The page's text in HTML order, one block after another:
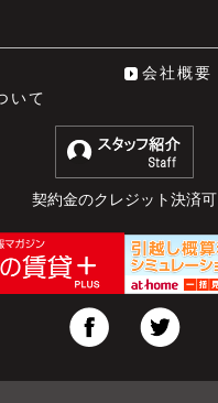
会社概要
いて
契約金のクレジット決済可